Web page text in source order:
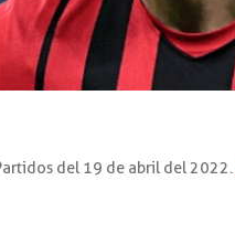
del 19 de abril del 2022.